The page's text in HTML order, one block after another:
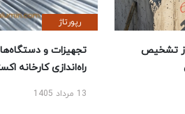
تشخیص
رپورتاژ
تجهیزات و دستگاه‌های
راه‌اندازی کارخانه
13 مرداد 1405